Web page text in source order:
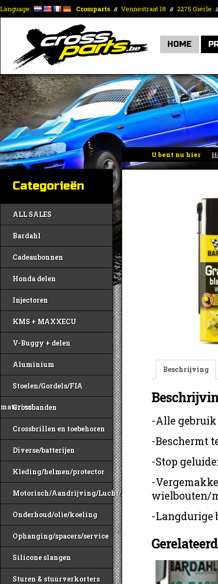
Language: Crossparts // Vennestraat 18 // 2275 Gierle
HOME
U bent nu hier
Categorieën
ALL SALES
Bardahl
Cadeaubonnen
Honda delen
Injectoren
KMS + MAXXECU
V-Buggy + delen
Aluminium
Stoelen/Gordels/FIA
materiaal
Crossbanden
Crossbrillen en toebehoren
Diverse/batterijen
Kleding/helmen/protector
Motorisch/Aandrijving/Lucht/Benzine
Onderhoud/olie/koeling
Ophanging/spacers/service
Silicone slangen
Sturen & stuurverkorters
Beschrijving
-Alle
-Beschermt
-Stop
-
wielbouten/
-Langdurige